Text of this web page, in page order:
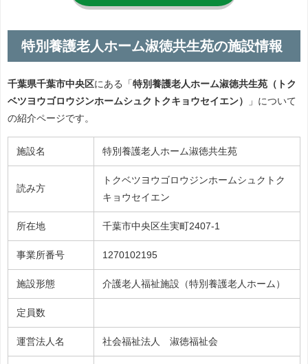
特別養護老人ホーム淑徳共生苑の施設情報
千葉県千葉市中央区にある「 特別養護老人ホーム淑徳共生苑（トク
ベツヨウゴロウジンホームシュクトクキョウセイエン）
」について
の紹介ページです。
施設名 特別養護老人ホーム淑徳共生苑
読み方
トクベツヨウゴロウジンホームシュクトク
キョウセイエン
所在地 千葉市中央区生実町2407-1
事業所番号 1270102195
施設形態 介護老人福祉施設（特別養護老人ホーム）
定員数
運営法人名 社会福祉法人 淑徳福祉会